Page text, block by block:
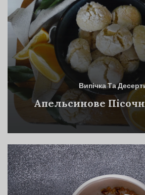
Випічка Та
Апельсинове